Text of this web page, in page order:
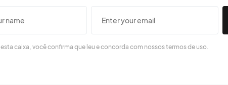
caixa, você confirma que leu e concorda com nossos termos de uso.